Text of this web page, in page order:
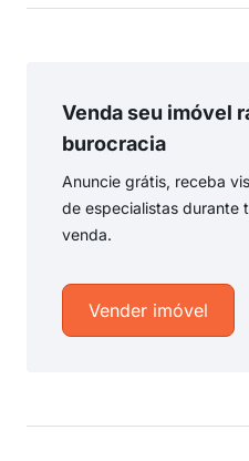
Venda seu imóvel
burocracia
Anuncie grátis, receba
de especialistas durante
venda.
Vender imóvel